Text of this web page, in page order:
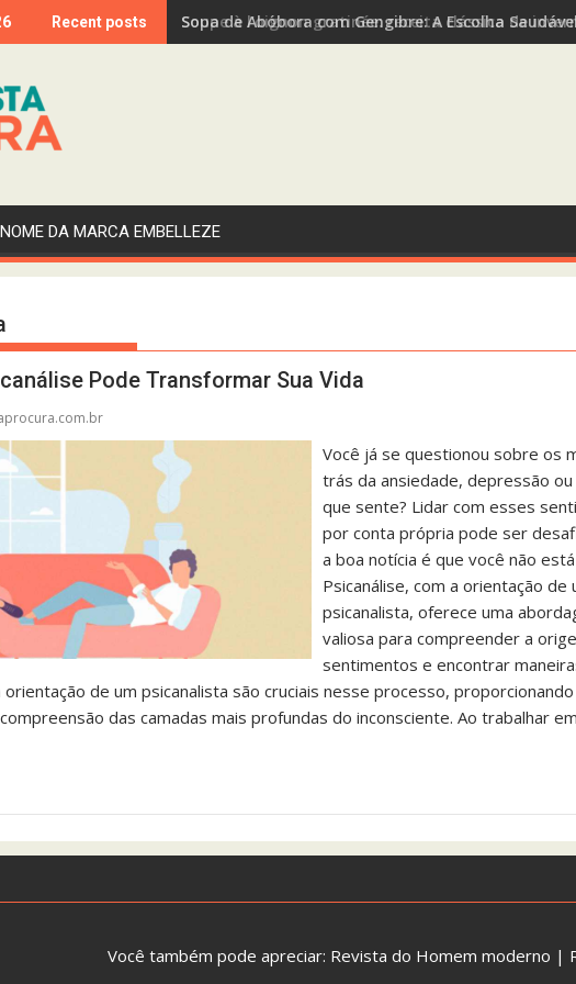
Recent posts Sopa de Abóbora com Gengibre: A Escolha
DA MARCA EMBELLEZE
Pode Transformar Sua Vida
Você já se questionou sobre os
trás da ansiedade, depressão ou
que sente? Lidar com esses
por conta própria pode ser
a boa notícia é que você não
Psicanálise, com a orientação de
psicanalista, oferece uma
valiosa para compreender a
sentimentos e encontrar
de um psicanalista são cruciais nesse processo,
das camadas mais profundas do inconsciente. Ao trabalhar
Você também pode apreciar: Revista do Homem moderno |